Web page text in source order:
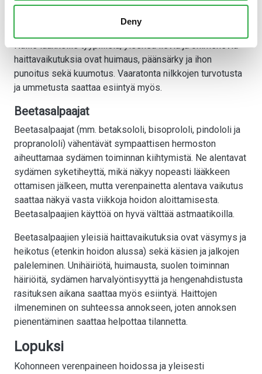
Deny
nifedipiini ja felodipiini) laajentavat verisuonia vähentäen
ääreisverenkierron vastusta ja verenpainetta.
Näille lääkkeille tyypillisiä, yleensä lieviä ja ohimeneviä
haittavaikutuksia ovat huimaus, päänsärky ja ihon
punoitus sekä kuumotus. Vaaratonta nilkkojen turvotusta
ja ummetusta saattaa esiintyä myös.
Beetasalpaajat
Beetasalpaajat (mm. betaksololi, bisoprololi, pindololi ja
propranololi) vähentävät sympaattisen hermoston
aiheuttamaa sydämen toiminnan kiihtymistä. Ne alentavat
sydämen syketiheyttä, mikä näkyy nopeasti lääkkeen
ottamisen jälkeen, mutta verenpainetta alentava vaikutus
saattaa näkyä vasta viikkoja hoidon aloittamisesta.
Beetasalpaajien käyttöä on hyvä välttää astmaatikoilla.
Beetasalpaajien yleisiä haittavaikutuksia ovat väsymys ja
heikotus (etenkin hoidon alussa) sekä käsien ja jalkojen
paleleminen. Unihäiriötä, huimausta, suolen toiminnan
häiriöitä, sydämen harvalyöntisyyttä ja hengenahdistusta
rasituksen aikana saattaa myös esiintyä. Haittojen
ilmeneminen on suhteessa annokseen, joten annoksen
pienentäminen saattaa helpottaa tilannetta.
Lopuksi
Kohonneen verenpaineen hoidossa ja yleisesti